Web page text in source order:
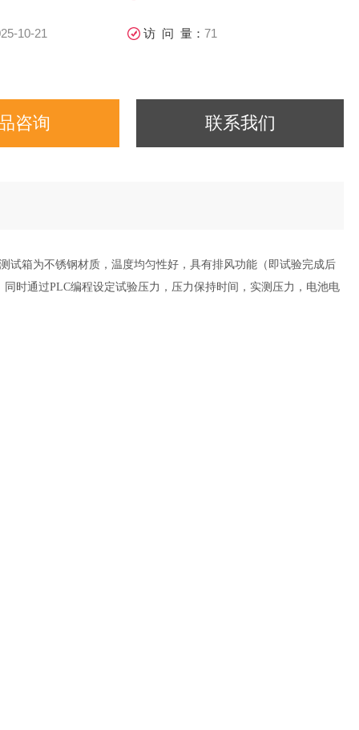
10-21 访 问 量：71
咨询 联系我们
试箱为不锈钢材质，温度均匀性好，具有排风功能（即试验完成后
时通过PLC编程设定试验压力，压力保持时间，实测压力，电池电